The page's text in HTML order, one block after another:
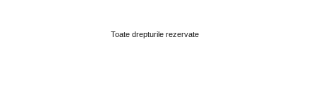
Toate drepturile rezervate